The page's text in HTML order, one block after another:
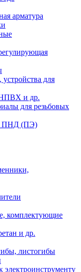
арматура
для
и др.
для резьбовых
ПНД (ПЭ)
комплектующие
и др.
листогибы
электроинструменту